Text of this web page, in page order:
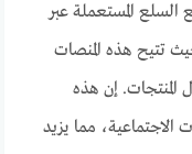
السلع المستعملة عبر
تتيح هذه المنصات
المنتجات. إن هذه
الاجتماعية، مما يزيد